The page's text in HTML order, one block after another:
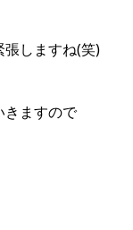
しますね(笑)
きますので